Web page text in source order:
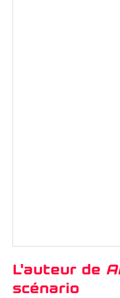
L'auteur de
scénario